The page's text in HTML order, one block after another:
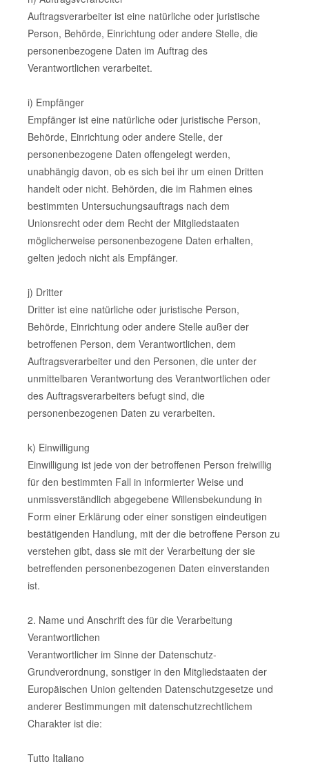
Auftragsverarbeiter ist eine natürliche oder juristische
Person, Behörde, Einrichtung oder andere Stelle, die
personenbezogene Daten im Auftrag des
Verantwortlichen verarbeitet.
i) Empfänger
Empfänger ist eine natürliche oder juristische Person,
Behörde, Einrichtung oder andere Stelle, der
personenbezogene Daten offengelegt werden,
unabhängig davon, ob es sich bei ihr um einen Dritten
handelt oder nicht. Behörden, die im Rahmen eines
bestimmten Untersuchungsauftrags nach dem
Unionsrecht oder dem Recht der Mitgliedstaaten
möglicherweise personenbezogene Daten erhalten,
gelten jedoch nicht als Empfänger.
j) Dritter
Dritter ist eine natürliche oder juristische Person,
Behörde, Einrichtung oder andere Stelle außer der
betroffenen Person, dem Verantwortlichen, dem
Auftragsverarbeiter und den Personen, die unter der
unmittelbaren Verantwortung des Verantwortlichen oder
des Auftragsverarbeiters befugt sind, die
personenbezogenen Daten zu verarbeiten.
k) Einwilligung
Einwilligung ist jede von der betroffenen Person freiwillig
für den bestimmten Fall in informierter Weise und
unmissverständlich abgegebene Willensbekundung in
Form einer Erklärung oder einer sonstigen eindeutigen
bestätigenden Handlung, mit der die betroffene Person zu
verstehen gibt, dass sie mit der Verarbeitung der sie
betreffenden personenbezogenen Daten einverstanden
ist.
2. Name und Anschrift des für die Verarbeitung
Verantwortlichen
Verantwortlicher im Sinne der Datenschutz-
Grundverordnung, sonstiger in den Mitgliedstaaten der
Europäischen Union geltenden Datenschutzgesetze und
anderer Bestimmungen mit datenschutzrechtlichem
Charakter ist die:
Tutto Italiano